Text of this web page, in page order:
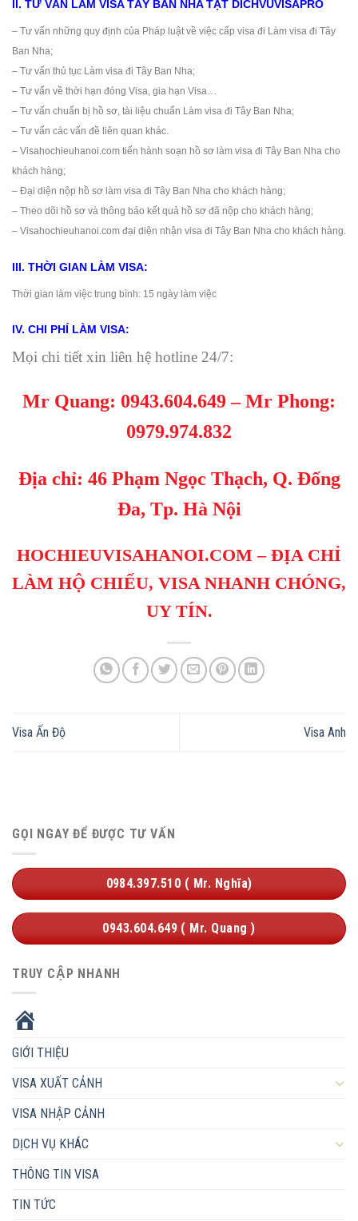
II. TƯ VẤN LÀM VISA TÂY BAN NHA TẠT DICHVUVISAPRO
– Tư vấn những quy định của Pháp luật về việc cấp visa đi Làm visa đi Tây
Ban Nha;
– Tư vấn thủ tục Làm visa đi Tây Ban Nha;
– Tư vấn về thời hạn đóng Visa, gia hạn Visa…
– Tư vấn chuẩn bị hồ sơ, tài liệu chuẩn Làm visa đi Tây Ban Nha;
– Tư vấn các vấn đề liên quan khác.
– Visahochieuhanoi.com tiến hành soạn hồ sơ làm visa đi Tây Ban Nha cho
khách hàng;
– Đại diện nộp hồ sơ làm visa đi Tây Ban Nha cho khách hàng;
– Theo dõi hồ sơ và thông báo kết quả hồ sơ đã nộp cho khách hàng;
– Visahochieuhanoi.com đại diện nhận visa đi Tây Ban Nha cho khách hàng.
III. THỜI GIAN LÀM VISA:
Thời gian làm việc trung bình: 15 ngày làm việc
IV. CHI PHÍ LÀM VISA:
Mọi chi tiết xin liên hệ hotline 24/7:
Mr Quang: 0943.604.649– Mr Phong:
0979.974.832
Địa chỉ: 46 Phạm Ngọc Thạch, Q. Đống
Đa, Tp. Hà Nội
HOCHIEUVISAHANOI.COM – ĐỊA CHỈ
LÀM HỘ CHIẾU, VISA NHANH CHÓNG,
UY TÍN.
Visa Ấn Độ Visa Anh
GỌI NGAY ĐỂ ĐƯỢC TƯ VẤN
0984.397.510 ( Mr. Nghĩa)
0943.604.649 ( Mr. Quang )
TRUY CẬP NHANH
GIỚI THIỆU
VISA XUẤT CẢNH
VISA NHẬP CẢNH
DỊCH VỤ KHÁC
THÔNG TIN VISA
TIN TỨC